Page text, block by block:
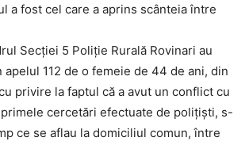
a fost cel care a aprins scânteia între
Secției 5 Poliție Rurală Rovinari au
112 de o femeie de 44 de ani, din
privire la faptul că a avut un conflict cu
cercetări efectuate de polițiști, s-
ce se aflau la domiciliul comun, între